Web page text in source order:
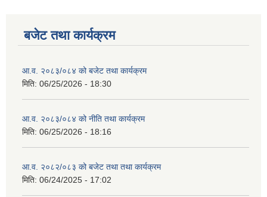
बजेट तथा कार्यक्रम
आ.व. २०८३/०८४ को बजेट तथा कार्यक्रम
मिति: 06/25/2026 - 18:30
आ.व. २०८३/०८४ को नीति तथा कार्यक्रम
मिति: 06/25/2026 - 18:16
आ.व. २०८२/०८३ को बजेट तथा तथा कार्यक्रम
मिति: 06/24/2025 - 17:02